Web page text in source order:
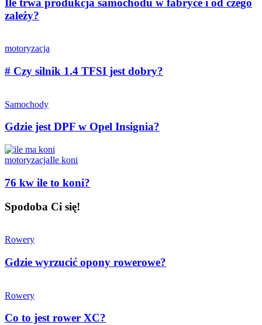
zależy?
motoryzacja
# Czy silnik 1.4 TFSI jest dobry?
Samochody
Gdzie jest DPF w Opel Insignia?
motoryzacjaIle koni
76 kw ile to koni?
Spodoba Ci się!
Rowery
Gdzie wyrzucić opony rowerowe?
Rowery
Co to jest rower XC?